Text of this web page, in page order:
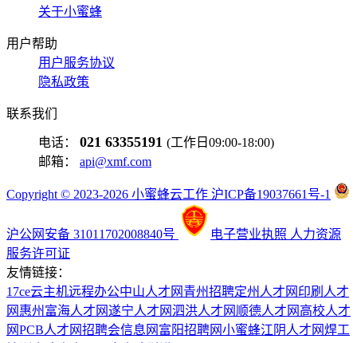
关于小蜜蜂
用户帮助
用户服务协议
隐私政策
联系我们
电话： 021 63355191 (工作日09:00-18:00)
邮箱： api@xmf.com
Copyright © 2023-2026 小蜜蜂云工作 沪ICP备19037661号-1
沪公网安备 31011702008840号 电子营业执照 人力资源
服务许可证
友情链接：
17ce云主机远程办公中山人才网 青州招聘定州人才网 印刷人才
网 惠州富海人才网遂宁人才网泗洪人才网 顺德人才网 高校人才
网PCB人才网招聘会信息网 富阳招聘网小蜜蜂江阴人才网焊工